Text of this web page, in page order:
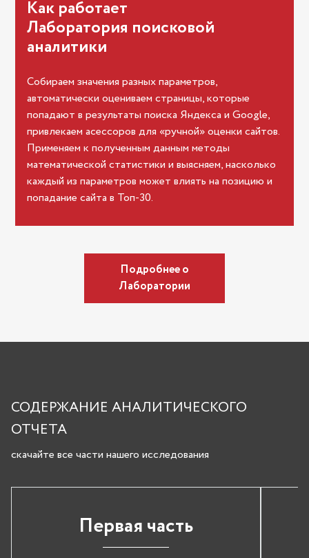
Как работает
Лаборатория поисковой
аналитики
Собираем значения разных параметров,
автоматически оцениваем страницы, которые
попадают в результаты поиска Яндекса и Google,
привлекаем асессоров для «ручной» оценки сайтов.
Применяем к полученным данным методы
математической статистики и выясняем, насколько
каждый из параметров может влиять на позицию и
попадание сайта в Топ-30.
Подробнее о
Лаборатории
СОДЕРЖАНИЕ АНАЛИТИЧЕСКОГО
ОТЧЕТА
скачайте все части нашего исследования
Первая часть